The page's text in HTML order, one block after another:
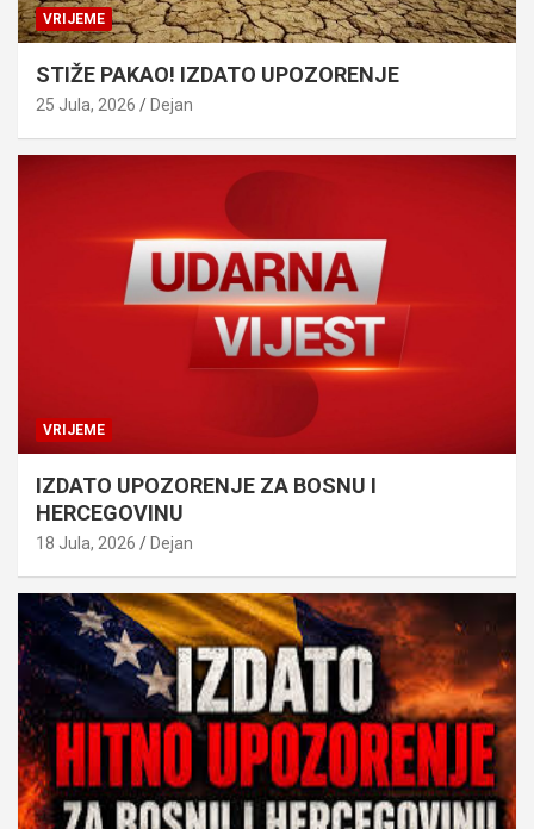
VRIJEME
STIŽE PAKAO! IZDATO UPOZORENJE
25 Jula, 2026 Dejan
VRIJEME
IZDATO UPOZORENJE ZA BOSNU I
HERCEGOVINU
18 Jula, 2026 Dejan